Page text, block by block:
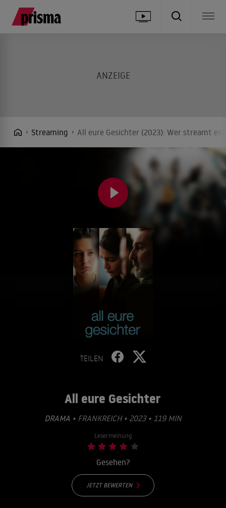
Streaming All eure Gesichter (2023): Wer streamt
TEILEN
All eure Gesichter
DRAMA • FRANKREICH • 2023 • 119 MIN
Lesermeinung
Gesehen?
JETZT BEWERTEN